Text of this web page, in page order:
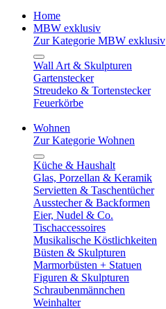
Home
MBW exklusiv
Zur Kategorie MBW exklusiv
Wall Art & Skulpturen
Gartenstecker
Streudeko & Tortenstecker
Feuerkörbe
Wohnen
Zur Kategorie Wohnen
Küche & Haushalt
Glas, Porzellan & Keramik
Servietten & Taschentücher
Ausstecher & Backformen
Eier, Nudel & Co.
Tischaccessoires
Musikalische Köstlichkeiten
Büsten & Skulpturen
Marmorbüsten + Statuen
Figuren & Skulpturen
Schraubenmännchen
Weinhalter